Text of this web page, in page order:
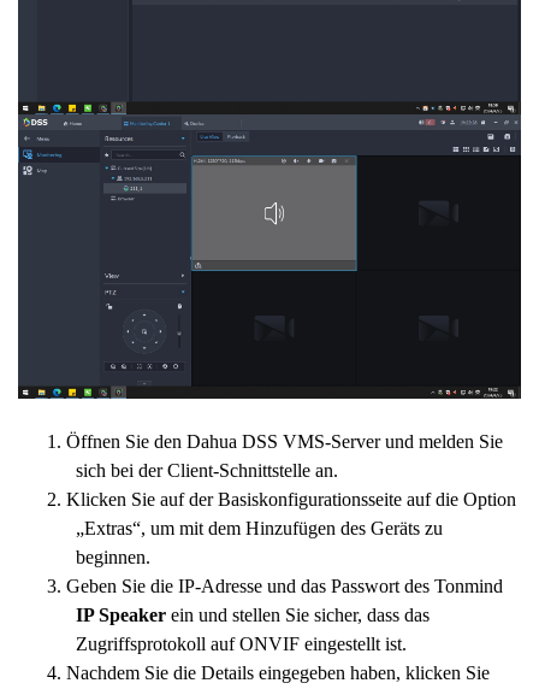
1. Öffnen Sie den Dahua DSS VMS-Server und melden Sie
sich bei der Client-Schnittstelle an.
2. Klicken Sie auf der Basiskonfigurationsseite auf die Option
„Extras“, um mit dem Hinzufügen des Geräts zu
beginnen.
3. Geben Sie die IP-Adresse und das Passwort des Tonmind
IP Speaker ein und stellen Sie sicher, dass das
Zugriffsprotokoll auf ONVIF eingestellt ist.
4. Nachdem Sie die Details eingegeben haben, klicken Sie